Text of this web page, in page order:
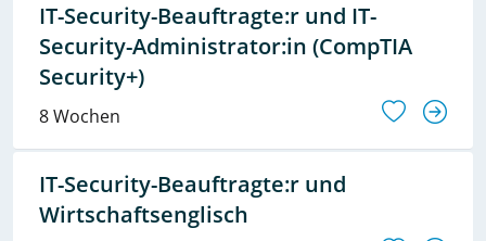
IT-Security-Beauftragte:r und IT-
Security-Administrator:in (CompTIA
Security+)
8 Wochen
IT-Security-Beauftragte:r und
Wirtschaftsenglisch